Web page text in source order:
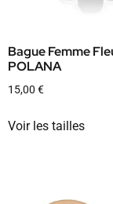
Bague Femme
POLANA
15,00 €
Voir les tailles